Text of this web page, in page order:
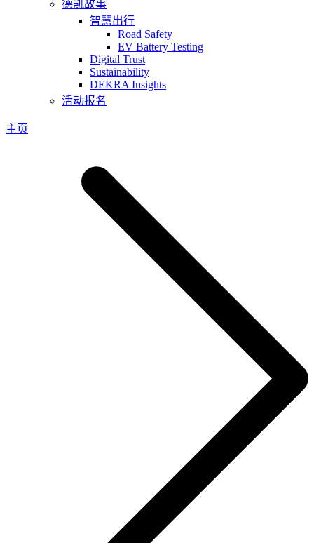
德凯故事
智慧出行
Road Safety
EV Battery Testing
Digital Trust
Sustainability
DEKRA Insights
活动报名
主页